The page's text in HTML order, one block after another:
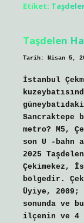
Etiket:
Taşdelen
Tarih: Nisan 5,
İstanbul
Sancraktepe
metro? M5,
son U -bahn
2025
Çekimekez,
bölgedir.
Üyiye,
sonunda
ilçenin ve 4